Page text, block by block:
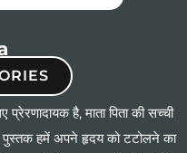
है, माता पिता की सच्ची
हमें अपने हृदय को टटोलने का